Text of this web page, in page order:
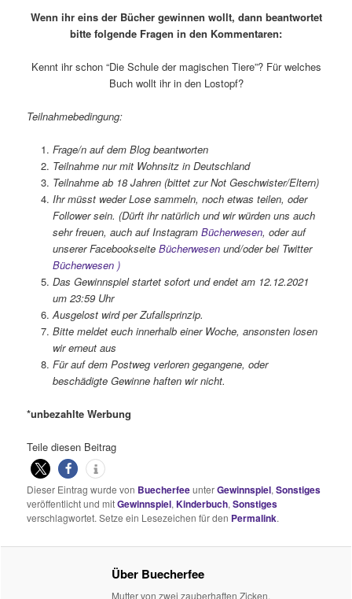
Wenn ihr eins der Bücher gewinnen wollt, dann beantwortet
bitte folgende Fragen in den Kommentaren:
Kennt ihr schon “Die Schule der magischen Tiere”? Für welches
Buch wollt ihr in den Lostopf?
Teilnahmebedingung:
Frage/n auf dem Blog beantworten
Teilnahme nur mit Wohnsitz in Deutschland
Teilnahme ab 18 Jahren (bittet zur Not Geschwister/Eltern)
Ihr müsst weder Lose sammeln, noch etwas teilen, oder
Follower sein. (Dürft ihr natürlich und wir würden uns auch
sehr freuen, auch auf Instagram Bücherwesen, oder auf
unserer Facebookseite Bücherwesenund/oder bei Twitter
Bücherwesen )
Das Gewinnspiel startet sofort und endet am 12.12.2021
um 23:59 Uhr
Ausgelost wird per Zufallsprinzip.
Bitte meldet euch innerhalb einer Woche, ansonsten losen
wir erneut aus
Für auf dem Postweg verloren gegangene, oder
beschädigte Gewinne haften wir nicht.
*unbezahlte Werbung
Teile diesen Beitrag
Dieser Eintrag wurde von BuecherfeeunterGewinnspiel,Sonstiges
veröffentlicht und mitGewinnspiel,Kinderbuch,Sonstiges
verschlagwortet. Setze ein Lesezeichen für den Permalink.
Über Buecherfee
Mutter von zwei zauberhaften Zicken,